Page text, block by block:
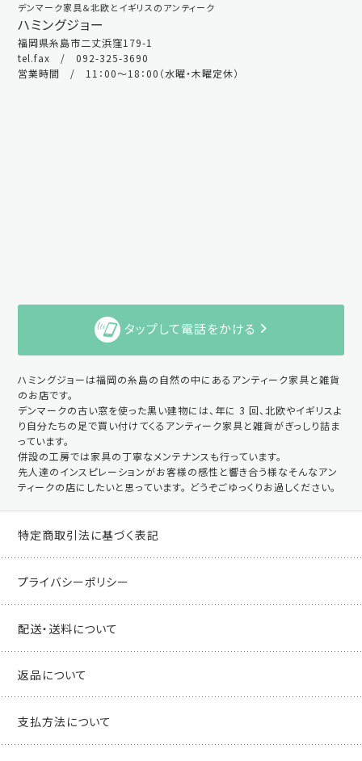
デンマーク家具＆北欧とイギリスのアンティーク
ハミングジョー
福岡県糸島市二丈浜窪179-1
tel.fax / 092-325-3690
営業時間 / 11：00～18：00（水曜・木曜定休）
タップして電話をかける
ハミングジョーは福岡の糸島の自然の中にあるアンティーク家具と雑貨
のお店です。
デンマークの古い窓を使った黒い建物には、年に 3 回、北欧やイギリスよ
り自分たちの足で買い付けてくるアンティーク家具と雑貨がぎっしり詰ま
っています。
併設の工房では家具の丁寧なメンテナンスも行っています。
先人達のインスピレーションがお客様の感性と響き合う様なそんなアン
ティークの店にしたいと思っています。 どうぞごゆっくりお過しください。
特定商取引法に基づく表記
プライバシーポリシー
配送・送料について
返品について
支払方法について